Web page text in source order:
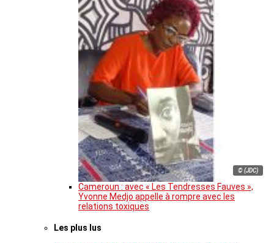
© (JDC)
Cameroun : avec « Les Tendresses Fauves »,
Yvonne Medjo appelle à rompre avec les
relations toxiques
Les plus lus